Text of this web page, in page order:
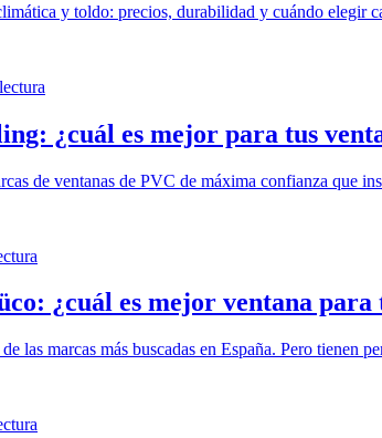
y toldo: precios, durabilidad y cuándo elegir
¿cuál es mejor para tus
de ventanas de PVC de máxima confianza que
¿cuál es mejor ventana para
las marcas más buscadas en España. Pero